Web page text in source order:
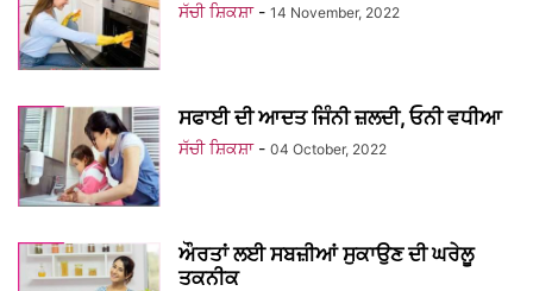
ਸੱਚੀ ਸ਼ਿਕਸ਼ਾ - 14 November, 2022
ਸਫਾਈ ਦੀ ਆਦਤ ਜਿੰਨੀ ਜ਼ਲਦੀ, ਓਨੀ ਵਧੀਆ
ਸੱਚੀ ਸ਼ਿਕਸ਼ਾ - 04 October, 2022
ਔਰਤਾਂ ਲਈ ਸਬਜ਼ੀਆਂ ਸੁਕਾਉਣ ਦੀ ਘਰੇਲੂ
ਤਕਨੀਕ